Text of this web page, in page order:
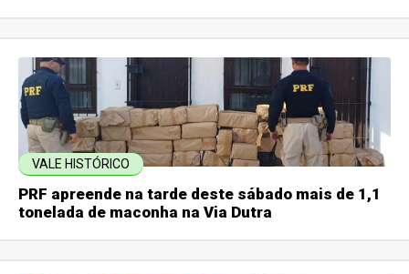
VALE HISTÓRICO
PRF apreende na tarde deste sábado mais de 1,1
tonelada de maconha na Via Dutra